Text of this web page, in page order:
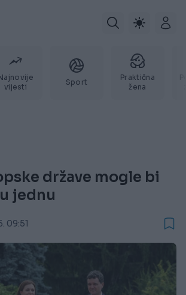
vijesti
Sport
Praktična
žena
države mogle bi
jednu
09:51